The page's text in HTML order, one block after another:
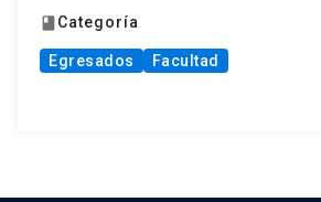
book Categoría
Egresados Facultad